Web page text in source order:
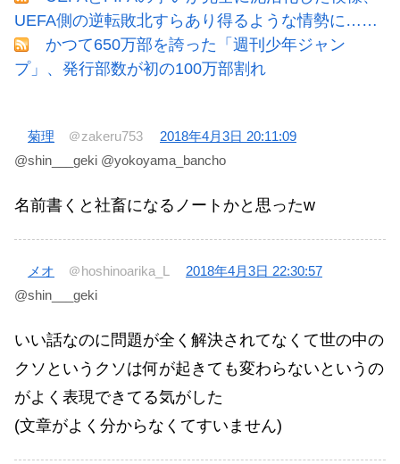
UEFA側の逆転敗北すらあり得るような情勢に……
かつて650万部を誇った「週刊少年ジャン
プ」、発行部数が初の100万部割れ
菊理 ＠zakeru753
2018年4月3日 20:11:09
@shin___geki @yokoyama_bancho
名前書くと社畜になるノートかと思ったw
メオ ＠hoshinoarika_L
2018年4月3日 22:30:57
@shin___geki
いい話なのに問題が全く解決されてなくて世の中の
クソというクソは何が起きても変わらないというの
がよく表現できてる気がした
(文章がよく分からなくてすいません)